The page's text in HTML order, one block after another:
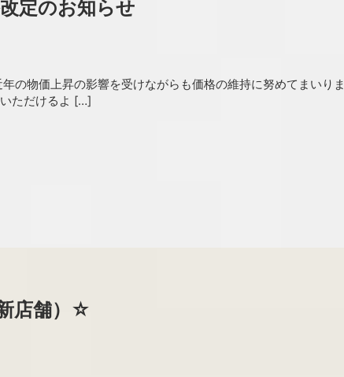
定のお知らせ
の物価上昇の影響を受けながらも価格の維持に努めてまいりま
ただけるよ […]
店舗）☆